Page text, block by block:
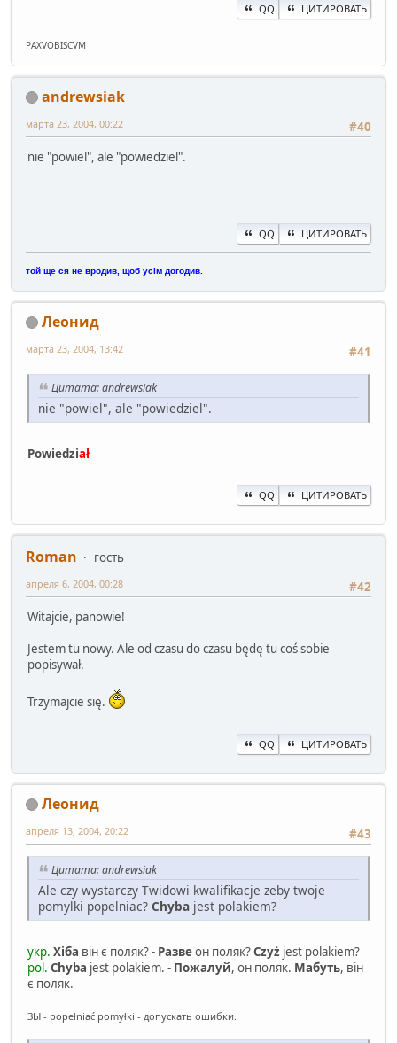
QQ ЦИТИРОВАТЬ
PAXVOBISCVM
andrewsiak
#40
марта 23, 2004, 00:22
nie "powiel", ale "powiedziel".
QQ ЦИТИРОВАТЬ
той ще ся не вродив, щоб усім догодив.
Леонид
#41
марта 23, 2004, 13:42
Цитата: andrewsiak
nie "powiel", ale "powiedziel".
Powiedział
QQ ЦИТИРОВАТЬ
Roman
гость
#42
апреля 6, 2004, 00:28
Witajcie, panowie!
Jestem tu nowy. Ale od czasu do czasu będę tu coś sobie
popisywał.
Trzymajcie się.
QQ ЦИТИРОВАТЬ
Леонид
#43
апреля 13, 2004, 20:22
Цитата: andrewsiak
Ale czy wystarczy Twidowi kwalifikacje zeby twoje
pomylki popelniac? Chyba jest polakiem?
укр. Хіба він є поляк? - Развеон поляк?Czyż jest polakiem?
pol. Chyba jest polakiem. - Пожалуй, он поляк. Мабуть, він
є поляк.
ЗЫ - popełniać pomyłki - допускать ошибки.